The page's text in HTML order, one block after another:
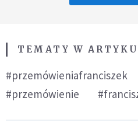
TEMATY W
#przemówieniafranciszek
#przemówienie